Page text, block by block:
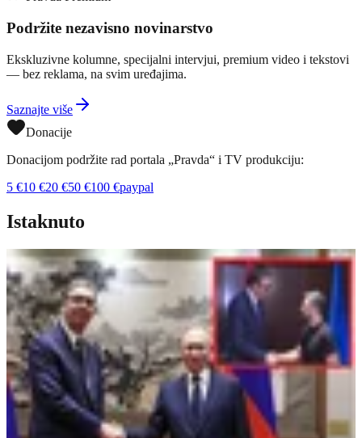
Podržite nezavisno novinarstvo
Ekskluzivne kolumne, specijalni intervjui, premium video i tekstovi
— bez reklama, na svim uređajima.
Saznajte više
Donacije
Donacijom podržite rad portala „Pravda“ i TV produkciju:
5 €10 €20 €50 €100 €paypal
Istaknuto